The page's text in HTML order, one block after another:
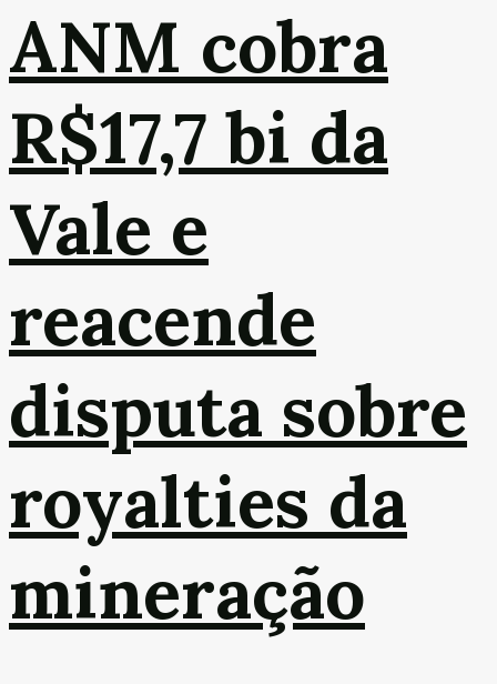
ANM cobra
R$17,7 bi da
Vale e
reacende
disputa sobre
royalties da
mineração